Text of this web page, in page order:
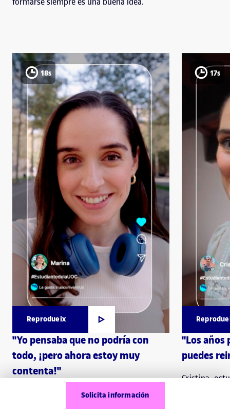
Solicita información
Reprodueix
18s
"Yo pensaba que no podría con
todo, ¡pero ahora estoy muy
contenta!"
Marina, estudiante de la UOC
17s
"Los años
puedes
Cristina,